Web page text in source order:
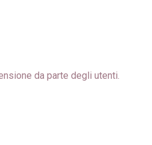
da parte degli utenti.